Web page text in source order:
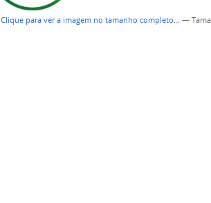
Clique para ver a imagem no tamanho completo… —